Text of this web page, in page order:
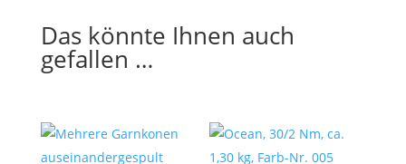
Das könnte Ihnen auch
gefallen …